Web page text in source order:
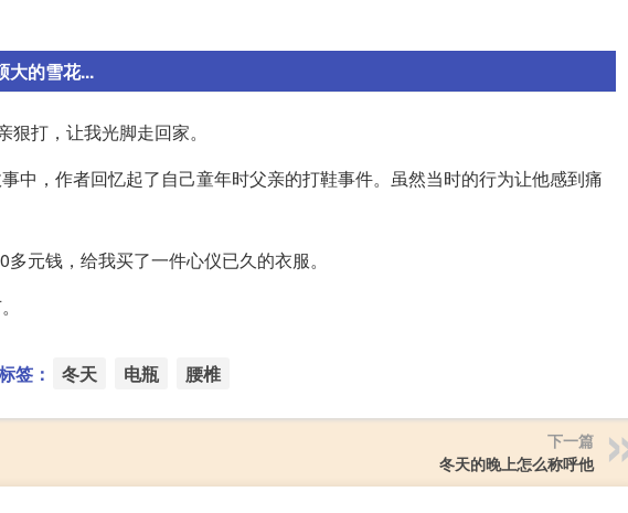
大的雪花...
打，让我光脚走回家。
中，作者回忆起了自己童年时父亲的打鞋事件。虽然当时的行为让他感到痛
元钱，给我买了一件心仪已久的衣服。
签： 冬天 电瓶 腰椎
下一篇
冬天的晚上怎么称呼他